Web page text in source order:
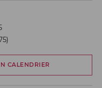
CALENDRIER